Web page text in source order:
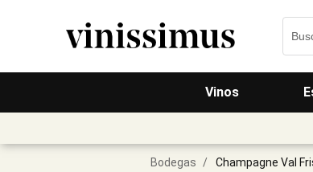
Vinos
Bodegas / Champagne Val